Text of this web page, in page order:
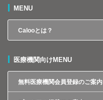
MENU
Calooとは？
医療機関向けMENU
無料医療機関会員登録のご案内